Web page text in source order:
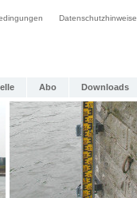
Datenschutzhinweise
Abo Downloads